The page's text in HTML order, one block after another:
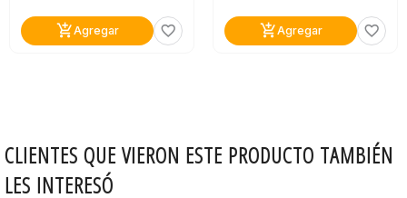
add_shopping_cartAgregar favorite_border add_shopping_cartAgregar favorite_border
CLIENTES QUE VIERON ESTE PRODUCTO TAMBIÉN
LES INTERESÓ